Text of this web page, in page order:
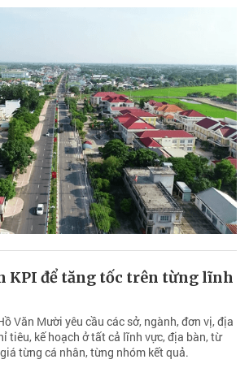
KPI để tăng tốc trên từng lĩnh
Văn Mười yêu cầu các sở, ngành, đơn vị, địa
tiêu, kế hoạch ở tất cả lĩnh vực, địa bàn, từ
từng cá nhân, từng nhóm kết quả.